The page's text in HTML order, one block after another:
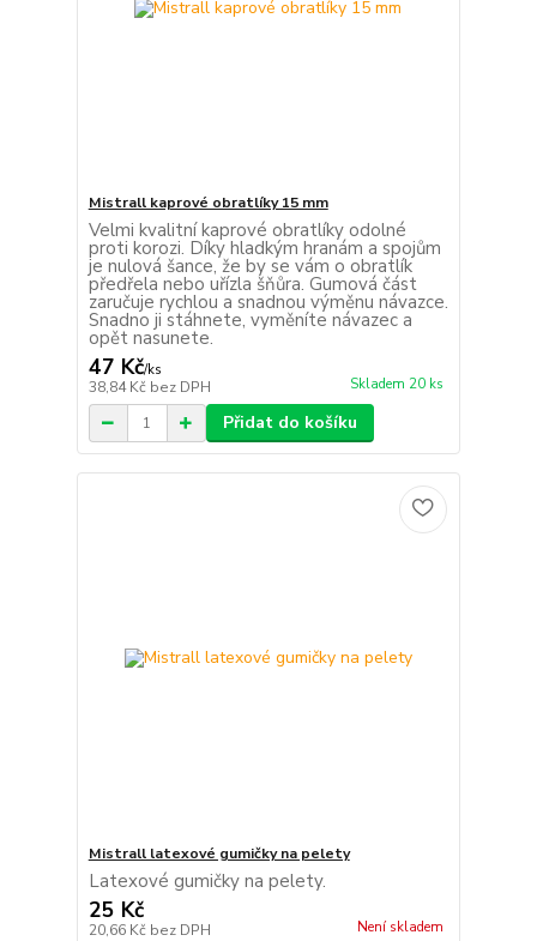
Mistrall kaprové obratlíky 15 mm
Velmi kvalitní kaprové obratlíky odolné
proti korozi. Díky hladkým hranám a spojům
je nulová šance, že by se vám o obratlík
předřela nebo uřízla šňůra. Gumová část
zaručuje rychlou a snadnou výměnu návazce.
Snadno ji stáhnete, vyměníte návazec a
opět nasunete.
47 Kč/ks
38,84 Kč bez DPH Skladem 20 ks
Přidat do košíku
Mistrall latexové gumičky na pelety
Latexové gumičky na pelety.
25 Kč
20,66 Kč bez DPH Není skladem